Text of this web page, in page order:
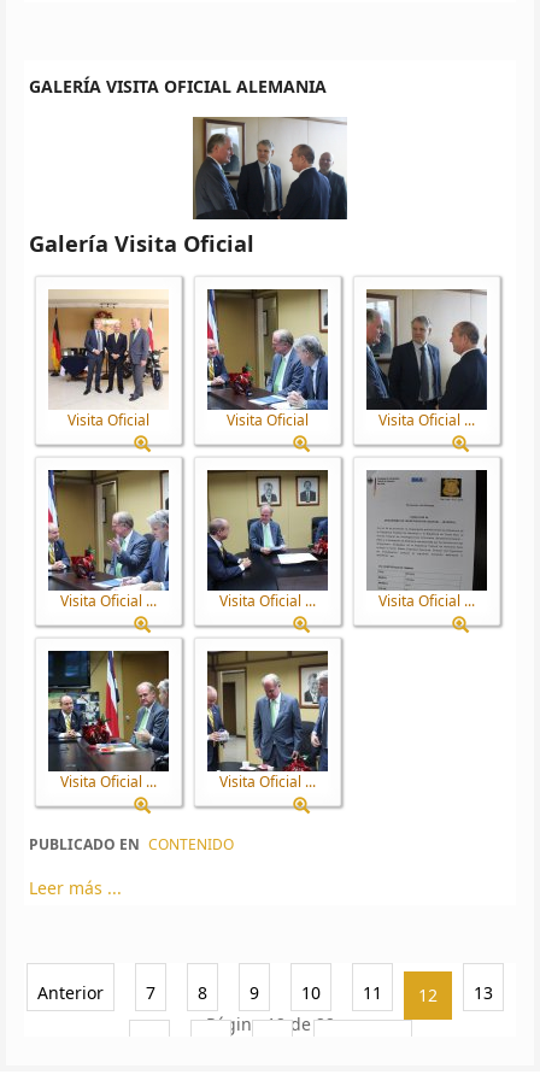
GALERÍA VISITA OFICIAL ALEMANIA
Galería Visita Oficial
Visita Oficial Visita Oficial Visita Oficial ...
Visita Oficial ... Visita Oficial ... Visita Oficial ...
Visita Oficial ... Visita Oficial ...
PUBLICADO EN CONTENIDO
Leer más ...
Anterior 7 8 9 10 11 12 13
Página 12 de 22